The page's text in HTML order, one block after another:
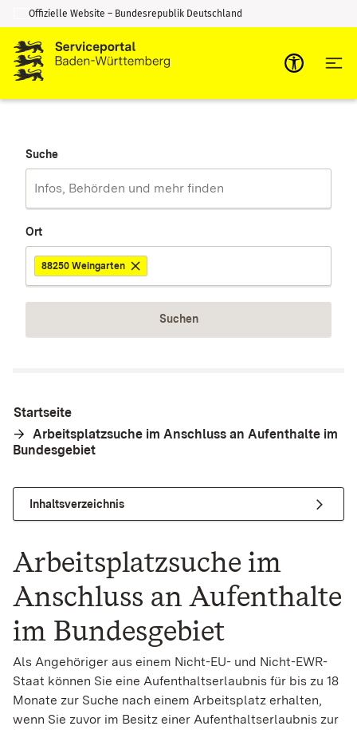
Zum Inhalt springen
Zur Suche springen
Offizielle Website – Bundesrepublik Deutschland
Suche
Ort
88250 Weingarten
Suchen
Startseite
Arbeitsplatzsuche im Anschluss an Aufenthalte im
Bundesgebiet
Inhaltsverzeichnis
Arbeitsplatzsuche im
Anschluss an Aufenthalte
im Bundesgebiet
Als Angehöriger aus einem Nicht-EU- und Nicht-EWR-
Staat können Sie eine Aufenthaltserlaubnis für bis zu 18
Monate zur Suche nach einem Arbeitsplatz erhalten,
wenn Sie zuvor im Besitz einer Aufenthaltserlaubnis zur